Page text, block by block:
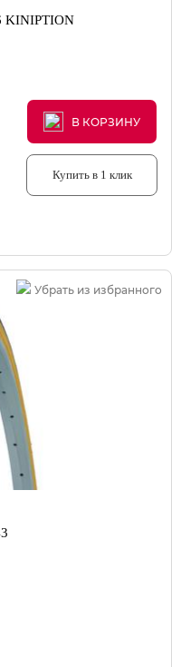
KINIPTION
В КОРЗИНУ
В КОРЗИНУ
В КОРЗИНУ
Купить в 1 клик
Убрать из избранного